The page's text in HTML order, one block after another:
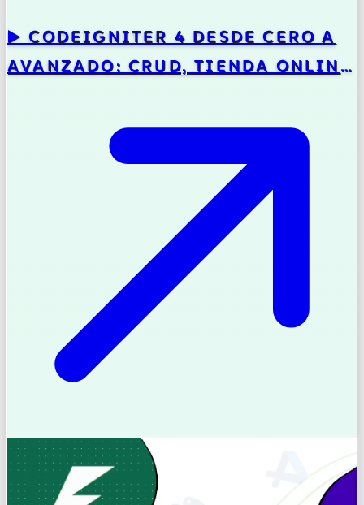
▶️ CODEIGNITER 4 DESDE CERO A
AVANZADO: CRUD, TIENDA ONLINE